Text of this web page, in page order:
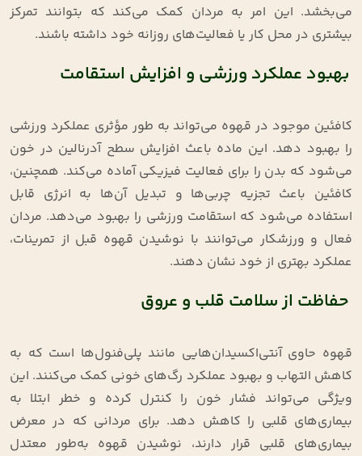
می‌بخشد. این امر به مردان کمک می‌کند که بتوانند تمرکز
بیشتری در محل کار یا فعالیت‌های روزانه خود داشته باشند.
بهبود عملکرد ورزشی و افزایش استقامت
کافئین موجود در قهوه می‌تواند به طور مؤثری عملکرد ورزشی
را بهبود دهد. این ماده باعث افزایش سطح آدرنالین در خون
می‌شود که بدن را برای فعالیت فیزیکی آماده می‌کند. همچنین،
کافئین باعث تجزیه چربی‌ها و تبدیل آن‌ها به انرژی قابل
استفاده می‌شود که استقامت ورزشی را بهبود می‌دهد. مردان
فعال و ورزشکار می‌توانند با نوشیدن قهوه قبل از تمرینات،
عملکرد بهتری از خود نشان دهند.
حفاظت از سلامت قلب و عروق
قهوه حاوی آنتی‌اکسیدان‌هایی مانند پلی‌فنول‌ها است که به
کاهش التهاب و بهبود عملکرد رگ‌های خونی کمک می‌کنند. این
ویژگی می‌تواند فشار خون را کنترل کرده و خطر ابتلا به
بیماری‌های قلبی را کاهش دهد. برای مردانی که در معرض
بیماری‌های قلبی قرار دارند، نوشیدن قهوه به‌طور معتدل